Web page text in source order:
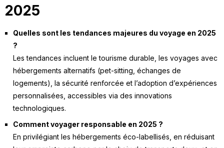
2025
Quelles sont les tendances majeures du voyage en 2025
?
Les tendances incluent le tourisme durable, les voyages avec
hébergements alternatifs (pet-sitting, échanges de
logements), la sécurité renforcée et l’adoption d’expériences
personnalisées, accessibles via des innovations
technologiques.
Comment voyager responsable en 2025 ?
En privilégiant les hébergements éco-labellisés, en réduisant